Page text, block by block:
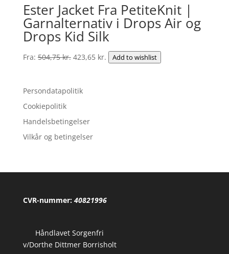
Ester Jacket Fra PetiteKnit |
Garnalternativ i Drops Air og
Drops Kid Silk
Fra:504,75kr. Den
var:
423,65 kr.DenAdd to wishlist
Persondatapolitik
Cookiepolitik
Handelsbetingelser
Vilkår og betingelser
CVR-nummer: 40821996
Håndlavet Sorgenfri
v/Dorthe Dittmer Borrisholt